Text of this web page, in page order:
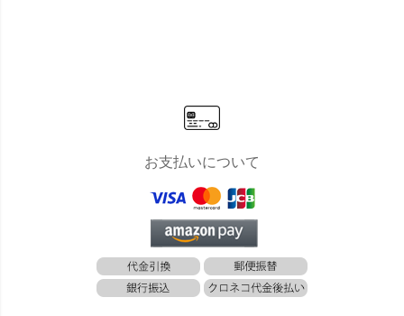
お支払いについて